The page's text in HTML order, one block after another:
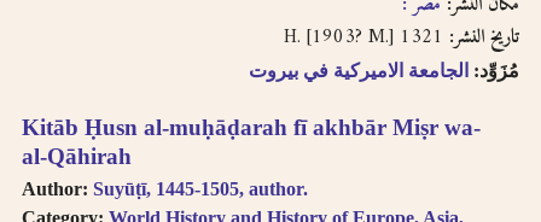
Try searching
names with or
without the definite
article “Al-“.
بالفتحتين
Kitāb Ḥusn al-muḥāḍarah fī akhbār Miṣr wa-
al-Qāhirah
Author: Suyūṭī, 1445-1505, author.
Category: World History and History of Europe, Asia,
تاريخ النشر:
مُزَوِّد: الجامعة الاميركية في بيروت